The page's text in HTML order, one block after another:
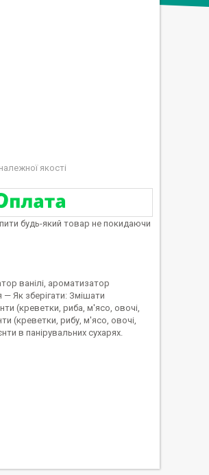
якості
будь-який товар не покидаючи
ванілі, ароматизатор
— Як зберігати: Змішати
(креветки, риба, м'ясо, овочі,
(креветки, рибу, м'ясо, овочі,
в панірувальних сухарях.